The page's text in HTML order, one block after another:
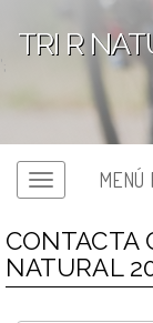
TRI R
';
MENÚ
CONTACTA
NATURAL